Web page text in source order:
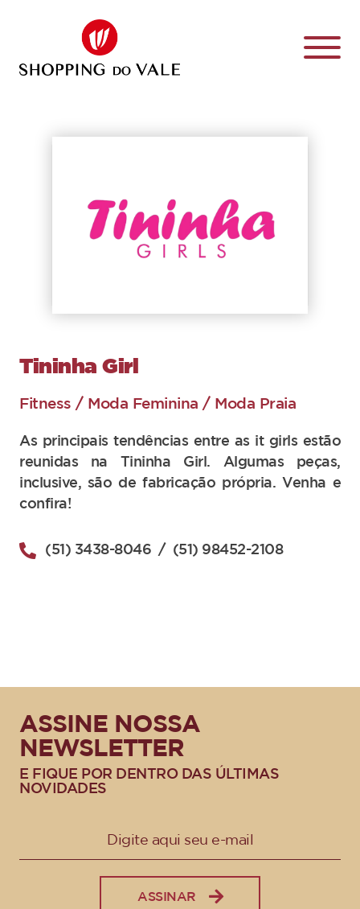
Tininha Girl
Fitness / Moda Feminina / Moda Praia
As principais tendências entre as it girls estão
reunidas na Tininha Girl. Algumas peças,
inclusive, são de fabricação própria. Venha e
confira!
(51) 3438-8046 / (51) 98452-2108
ASSINE NOSSA
NEWSLETTER
E FIQUE POR DENTRO DAS ÚLTIMAS
NOVIDADES
ASSINAR